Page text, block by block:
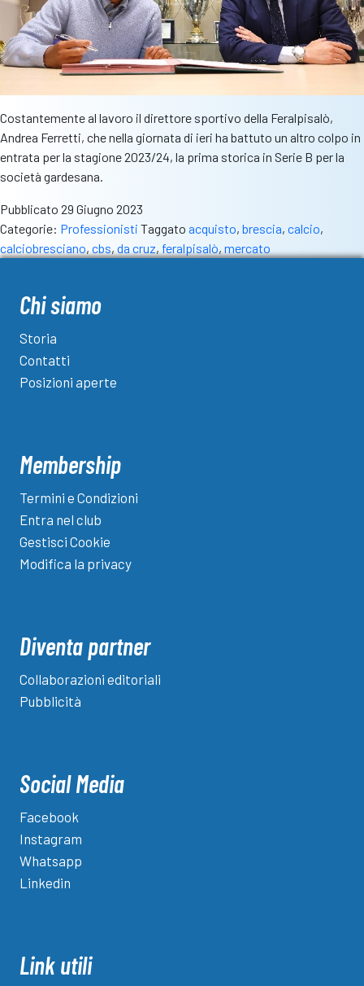
Costantemente al lavoro il direttore sportivo della Feralpisalò,
Andrea Ferretti, che nella giornata di ieri ha battuto un altro colpo in
entrata per la stagione 2023/24, la prima storica in Serie B per la
società gardesana.
Pubblicato 29 Giugno 2023
Categorie: Professionisti Taggato acquisto, brescia, calcio,
calciobresciano, cbs, da cruz, feralpisalò, mercato
Chi siamo
Storia
Contatti
Posizioni aperte
Membership
Termini e Condizioni
Entra nel club
Gestisci Cookie
Modifica la privacy
Diventa partner
Collaborazioni editoriali
Pubblicità
Social Media
Facebook
Instagram
Whatsapp
Linkedin
Link utili